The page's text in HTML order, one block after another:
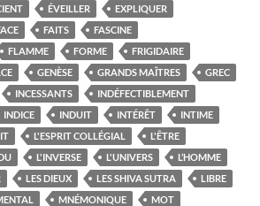
ÉVEILLER
EXPLIQUER
FAITS
FASCINE
FLAMME FORME
FRIGIDAIRE
GENÈSE GRANDS MAÎTRES
GREC
INCESSANTS
INDÉFECTIBLEMENT
INDICE INDUIT INTÉRÊT
INTIME
L'ESPRIT COLLÉGIAL
L'ÊTRE
L'INVERSE L'UNIVERS
L’HOMME
LES DIEUX LES SHIVA SUTRA
LIBRE
MNÉMONIQUE
MOT